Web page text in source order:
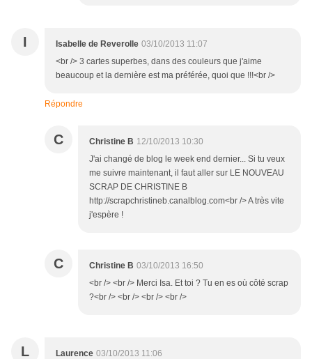
I Isabelle de Reverolle 03/10/2013 11:07
<br /> 3 cartes superbes, dans des couleurs que j'aime
beaucoup et la dernière est ma préférée, quoi que !!!<br />
Répondre
C Christine B 12/10/2013 10:30
J'ai changé de blog le week end dernier... Si tu veux
me suivre maintenant, il faut aller sur LE NOUVEAU
SCRAP DE CHRISTINE B
http://scrapchristineb.canalblog.com<br /> A très vite
j'espère !
C Christine B 03/10/2013 16:50
<br /> <br /> Merci Isa. Et toi ? Tu en es où côté scrap
?<br /> <br /> <br /> <br />
L Laurence 03/10/2013 11:06